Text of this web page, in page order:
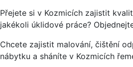
Přejete si v Kozmicích zajistit
jakékoli úklidové práce?
Chcete zajistit malování, čištění
nábytku a sháníte v Kozmicích